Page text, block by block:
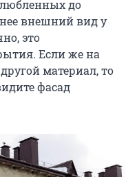
до
внешний вид у
это
Если же на
материал, то
фасад